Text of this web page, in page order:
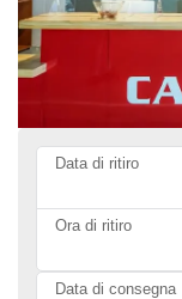
Data di ritiro
Ora di ritiro
Data di consegna